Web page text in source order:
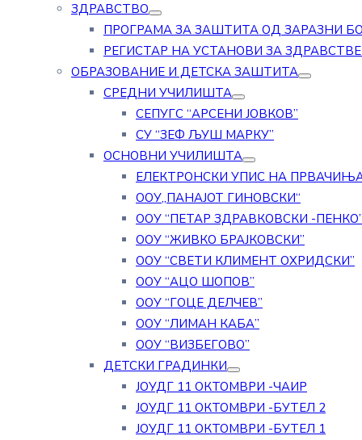
ЗДРАВСТВО
ПРОГРАМА ЗА ЗАШТИТА ОД ЗАРАЗНИ
РЕГИСТАР НА УСТАНОВИ ЗА
ОБРАЗОВАНИЕ И ДЕТСКА ЗАШТИТА
СРЕДНИ УЧИЛИШТА
СЕПУГС “АРСЕНИ ЈОВКОВ”
СУ “ЗЕФ ЉУШ МАРКУ”
ОСНОВНИ УЧИЛИШТА
ЕЛЕКТРОНСКИ УПИС НА
ООУ„ПАНАЈОТ ГИНОВСКИ“
ООУ “ПЕТАР ЗДРАВКОВСКИ -ПЕНКО”
ООУ “ЖИВКО БРАЈКОВСКИ”
ООУ “СВЕТИ КЛИМЕНТ ОХРИДСКИ”
ООУ “АЦО ШОПОВ”
ООУ “ГОЦЕ ДЕЛЧЕВ”
ООУ “ЛИМАН КАБА”
ООУ “ВИЗБЕГОВО”
ДЕТСКИ ГРАДИНКИ
ЈОУДГ 11 ОКТОМВРИ -ЧАИР
ЈОУДГ 11 ОКТОМВРИ -БУТЕЛ 2
ЈОУДГ 11 ОКТОМВРИ -БУТЕЛ 1